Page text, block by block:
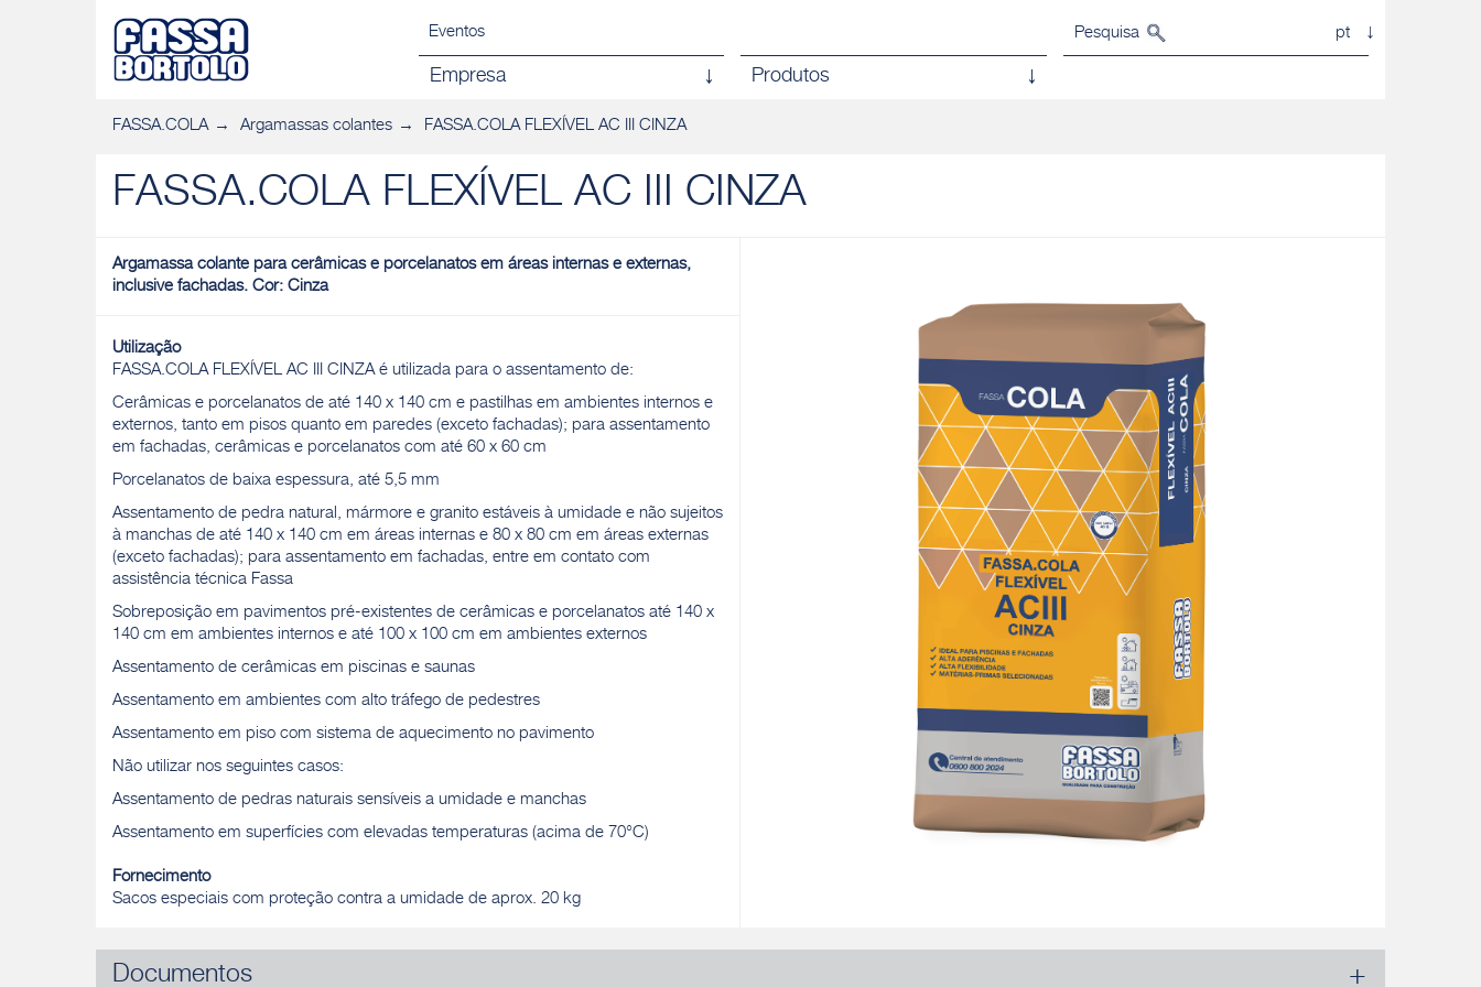
Eventos Pesquisa pt
Empresa Produtos
FASSA.COLA Argamassas colantes FASSA.COLA FLEXÍVEL AC III CINZA
FASSA.COLA FLEXÍVEL AC III CINZA
Argamassa colante para cerâmicas e porcelanatos em áreas internas e externas,
inclusive fachadas. Cor: Cinza
Utilização
FASSA.COLA FLEXÍVEL AC III CINZA é utilizada para o assentamento de:
Cerâmicas e porcelanatos de até 140 x 140 cm e pastilhas em ambientes internos e
externos, tanto em pisos quanto em paredes (exceto fachadas); para assentamento
em fachadas, cerâmicas e porcelanatos com até 60 x 60 cm
Porcelanatos de baixa espessura, até 5,5 mm
Assentamento de pedra natural, mármore e granito estáveis à umidade e não sujeitos
à manchas de até 140 x 140 cm em áreas internas e 80 x 80 cm em áreas externas
(exceto fachadas); para assentamento em fachadas, entre em contato com
assistência técnica Fassa
Sobreposição em pavimentos pré-existentes de cerâmicas e porcelanatos até 140 x
140 cm em ambientes internos e até 100 x 100 cm em ambientes externos
Assentamento de cerâmicas em piscinas e saunas
Assentamento em ambientes com alto tráfego de pedestres
Assentamento em piso com sistema de aquecimento no pavimento
Não utilizar nos seguintes casos:
Assentamento de pedras naturais sensíveis a umidade e manchas
Assentamento em superfícies com elevadas temperaturas (acima de 70°C)
Fornecimento
Sacos especiais com proteção contra a umidade de aprox. 20 kg
Documentos